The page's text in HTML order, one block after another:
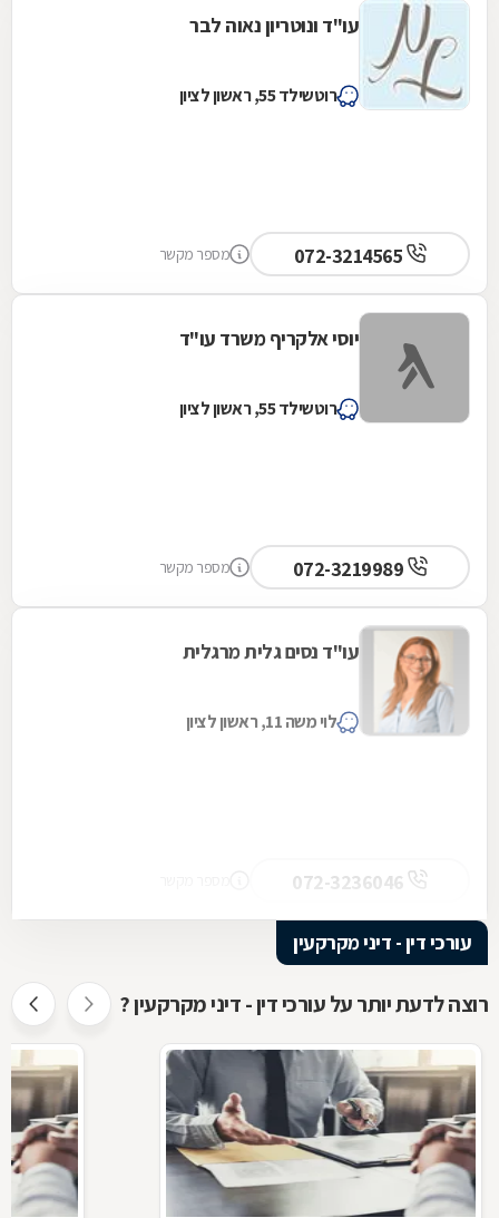
עו"ד ונוטריון נאוה לבר
רוטשילד 55, ראשון לציון
מספר מקשר
יוסי אלקריף משרד עו"ד
רוטשילד 55, ראשון לציון
מספר מקשר
עו"ד נסים גלית מרגלית
לוי משה 11, ראשון לציון
עורכי דין - דיני מקרקעין
רוצה לדעת יותר על עורכי דין - דיני מקרקעין ?